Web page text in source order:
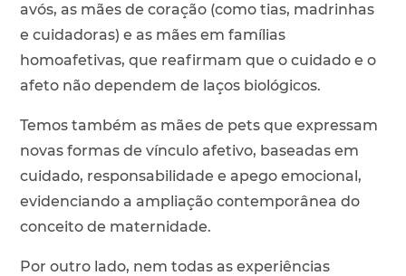
avós, as mães de coração (como tias, madrinhas
e cuidadoras) e as mães em famílias
homoafetivas, que reafirmam que o cuidado e o
afeto não dependem de laços biológicos.
Temos também as mães de pets que expressam
novas formas de vínculo afetivo, baseadas em
cuidado, responsabilidade e apego emocional,
evidenciando a ampliação contemporânea do
conceito de maternidade.
Por outro lado, nem todas as experiências